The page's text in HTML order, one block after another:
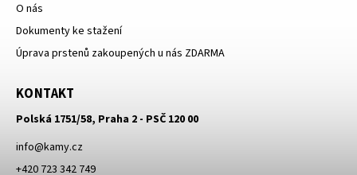
O nás
Dokumenty ke stažení
Úprava prstenů zakoupených u nás ZDARMA
KONTAKT
Polská 1751/58, Praha 2 - PSČ 120 00
info@kamy.cz
+420 723 342 749